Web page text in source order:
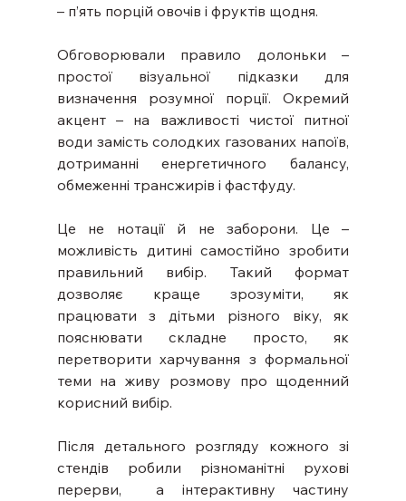
– п’ять порцій овочів і фруктів щодня.
Обговорювали правило долоньки –
простої візуальної підказки для
визначення розумної порції. Окремий
акцент – на важливості чистої питної
води замість солодких газованих напоїв,
дотриманні енергетичного балансу,
обмеженні трансжирів і фастфуду.
Це не нотації й не заборони. Це –
можливість дитині самостійно зробити
правильний вибір. Такий формат
дозволяє краще зрозуміти, як
працювати з дітьми різного віку, як
пояснювати складне просто, як
перетворити харчування з формальної
теми на живу розмову про щоденний
корисний вибір.
Після детального розгляду кожного зі
стендів робили різноманітні рухові
перерви,  а інтерактивну частину